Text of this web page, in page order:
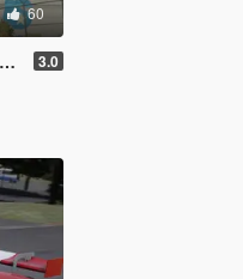
60
3.0